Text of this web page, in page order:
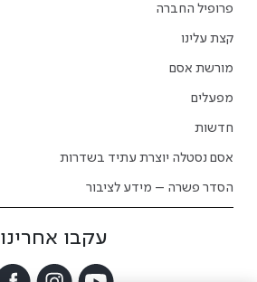
פרופיל החברה
קצת עלינו
מורשת אסם
מפעלים
חדשות
אסם נסטלה יוצרת עתיד בשדרות
הסדר פשרה – מידע לציבור
עקבו אחרינו